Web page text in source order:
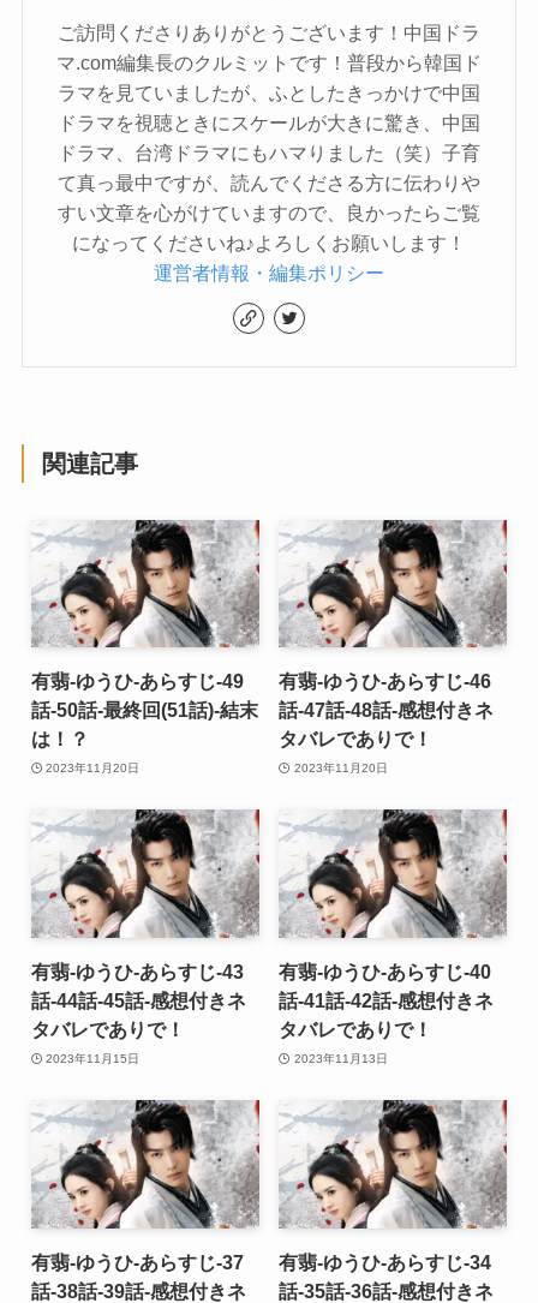
ご訪問くださりありがとうございます！中国ドラ
マ.com編集長のクルミットです！普段から韓国ド
ラマを見ていましたが、ふとしたきっかけで中国
ドラマを視聴ときにスケールが大きに驚き、中国
ドラマ、台湾ドラマにもハマりました（笑）子育
て真っ最中ですが、読んでくださる方に伝わりや
すい文章を心がけていますので、良かったらご覧
になってくださいね♪よろしくお願いします！
運営者情報・編集ポリシー
関連記事
有翡-ゆうひ-あらすじ-49
話-50話-最終回(51話)-結末
は！？
2023年11月20日
有翡-ゆうひ-あらすじ-46
話-47話-48話-感想付きネ
タバレでありで！
2023年11月20日
有翡-ゆうひ-あらすじ-43
話-44話-45話-感想付きネ
タバレでありで！
2023年11月15日
有翡-ゆうひ-あらすじ-40
話-41話-42話-感想付きネ
タバレでありで！
2023年11月13日
有翡-ゆうひ-あらすじ-37
話-38話-39話-感想付きネ
有翡-ゆうひ-あらすじ-34
話-35話-36話-感想付きネ